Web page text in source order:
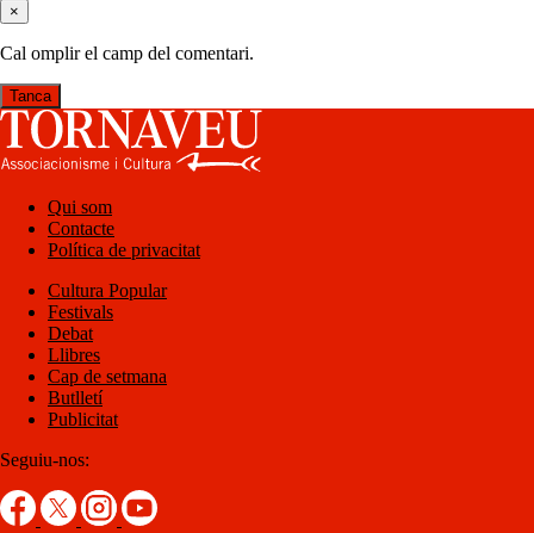
×
Cal omplir el camp del comentari.
Tanca
Qui som
Contacte
Política de privacitat
Cultura Popular
Festivals
Debat
Llibres
Cap de setmana
Butlletí
Publicitat
Seguiu-nos: